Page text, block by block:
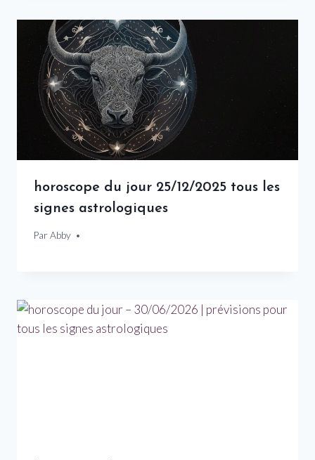
horoscope du jour 25/12/2025 tous les
signes astrologiques
Par Abby
25 décembre 2025